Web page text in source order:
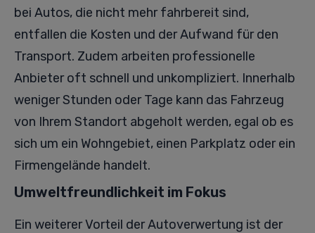
bei Autos, die nicht mehr fahrbereit sind,
entfallen die Kosten und der Aufwand für den
Transport. Zudem arbeiten professionelle
Anbieter oft schnell und unkompliziert. Innerhalb
weniger Stunden oder Tage kann das Fahrzeug
von Ihrem Standort abgeholt werden, egal ob es
sich um ein Wohngebiet, einen Parkplatz oder ein
Firmengelände handelt.
Umweltfreundlichkeit im Fokus
Ein weiterer Vorteil der Autoverwertung ist der